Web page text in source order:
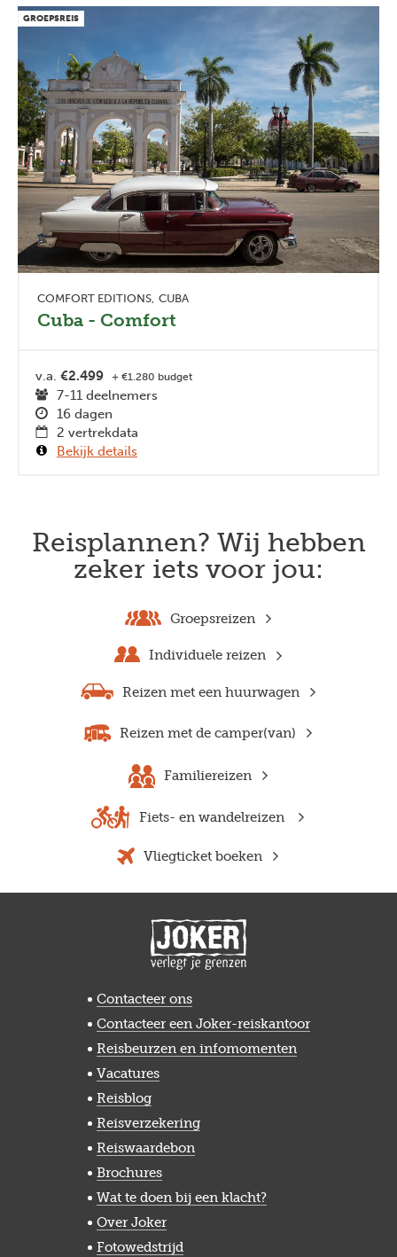
GROEPSREIS
COMFORT EDITIONS CUBA
Cuba - Comfort
v.a. €2.499 + €1.280 budget
7-11 deelnemers
16 dagen
2 vertrekdata
Bekijk details
Reisplannen? Wij hebben
zeker iets voor jou:
Groepsreizen
Individuele reizen
Reizen met een huurwagen
Reizen met de camper(van)
Familiereizen
Fiets- en wandelreizen
Vliegticket boeken
Contacteer ons
Contacteer een Joker-reiskantoor
Reisbeurzen en infomomenten
Vacatures
Reisblog
Reisverzekering
Reiswaardebon
Brochures
Wat te doen bij een klacht?
Over Joker
Fotowedstrijd